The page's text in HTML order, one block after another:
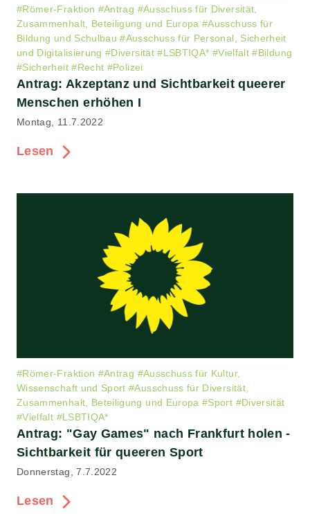
#Römer-Fraktion #Antrag #Ausschuss für Diversität,
Zusammenhalt, Beteiligung und Europa #Ausschuss für
Bildung und Schulbau #Ausschuss für Personal, Sicherheit
und Digitalisierung #Diversität #LSBTIQA* #Vielfalt #Bildung
#Sicherheit #Recht #Polizei
Antrag: Akzeptanz und Sichtbarkeit queerer
Menschen erhöhen I
Montag, 11.7.2022
Lesen
#Römer-Fraktion #Antrag #Ausschuss für Kultur,
Wissenschaft und Sport#Ausschuss für Diversität,
Zusammenhalt, Beteiligung und Europa #Sport #Diversität
#Vielfalt #LSBTIQA*
Antrag: "Gay Games" nach Frankfurt holen -
Sichtbarkeit für queeren Sport
Donnerstag, 7.7.2022
Lesen